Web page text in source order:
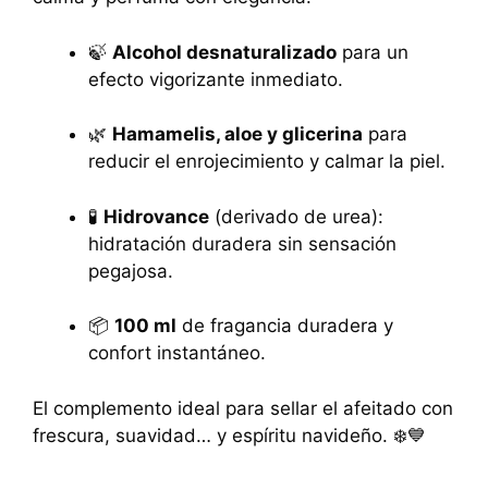
🍃 Alcohol desnaturalizado para un
efecto vigorizante inmediato.
🌿 Hamamelis, aloe y glicerina para
reducir el enrojecimiento y calmar la piel.
🧪 Hidrovance (derivado de urea):
hidratación duradera sin sensación
pegajosa.
📦 100 ml de fragancia duradera y
confort instantáneo.
El complemento ideal para sellar el afeitado con
frescura, suavidad… y espíritu navideño. ❄️💙